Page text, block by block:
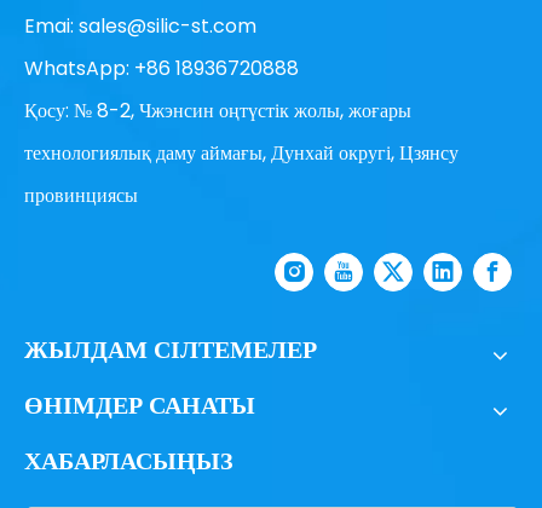
Emai: sales@silic-st.com
WhatsApp: +86 18936720888
Қосу: № 8-2, Чжэнсин оңтүстік жолы, жоғары
технологиялық даму аймағы, Дунхай округі, Цзянсу
провинциясы
ЖЫЛДАМ СІЛТЕМЕЛЕР
ӨНІМДЕР САНАТЫ
ХАБАРЛАСЫҢЫЗ